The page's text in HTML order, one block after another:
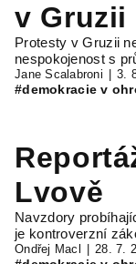
v Gruzii
Protesty v Gruzii
nespokojenost s
Jane Scalabroni 3.
#demokracie v
Lvově
Navzdory
je kontroverzní
Ondřej Macl 28. 7.